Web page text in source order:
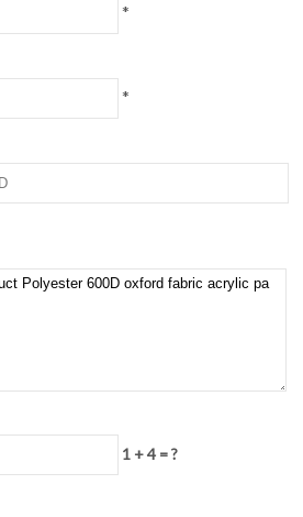
*
*
1 + 4 = ?